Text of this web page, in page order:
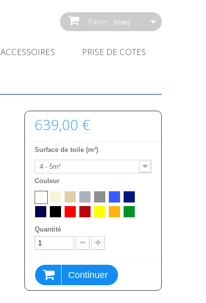
Panier (vide)
ACCESSOIRES PRISE DE COTES
639,00 €
Surface de toile (m²)
4 - 5m²
Couleur
Quantité
Continuer